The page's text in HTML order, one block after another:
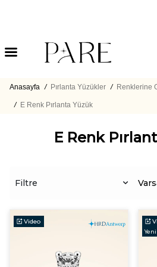
Anasayfa / Pırlanta Yüzükler / Renklerine
/ E Renk Pırlanta Yüzük
E Renk
Filtre
Video